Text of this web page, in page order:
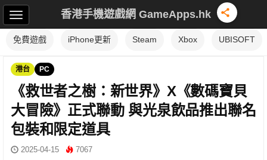
香港手機遊戲網 GameApps.hk
免費遊戲 iPhone更新 Steam Xbox UBISOFT
港台 PC
《救世者之樹：新世界》X《數碼寶貝
大冒險》正式聯動 與光泉飲品推出聯名
包裝和限定道具
2025-04-15 7067